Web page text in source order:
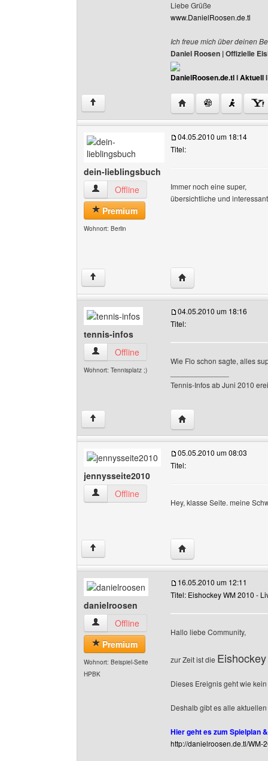
Liebe Grüße
www.DanielRoosen.de.tl
Ich freue mich über deinen
Daniel Roosen | Offizielle
DanielRoosen.de.tlIAktuell
↑ Website dieses
dein-lieblingsbuch
dein-lieblingsbuch Benutzer-Profile anzeigen
Offline
Premium
Wohnort: Berlin
04.05.2010 um 18:14
Titel:
Immer noch eine super,
übersichtliche und
↑ Website dieses
tennis-infos
tennis-infos Benutzer-Profile anzeigen
Offline
Wohnort: Tennisplatz ;)
04.05.2010 um 18:16
Titel:
Wie Flo schon sagte, alles
Tennis-Infos ab Juni 2010
↑ Website dieses
jennysseite2010
jennysseite2010 Benutzer-Profile anzeigen
Offline
05.05.2010 um 08:03
Titel:
Hey, klasse Seite. meine
↑ Website dieses
danielroosen
danielroosen Benutzer-Profile anzeigen
Offline
Premium
Wohnort: Beispiel-Seite
HPBK
16.05.2010 um 12:11
Titel: Eishockey WM 2010 -
Hallo liebe Community,
zur Zeit ist die
Dieses Ereignis geht wie
Deshalb gibt es alle
Hier geht es zum Spielplan
http://danielroosen.de.tl/WM-